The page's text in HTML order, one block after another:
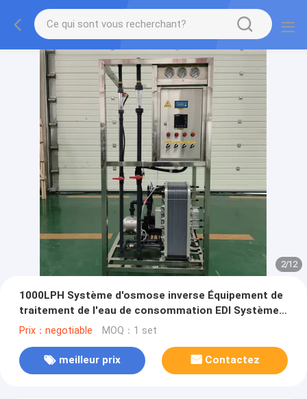
2/12
1000LPH Système d'osmose inverse Équipement de
traitement de l'eau de consommation EDI Système
d'osmose inverse purificateur UV RO
Prix：negotiable MOQ：1 set
meilleur prix Contactez